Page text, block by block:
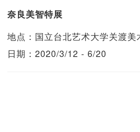
奈良美智特展
地点：国立台北艺术大学关渡美
日期：2020/3/12 - 6/20